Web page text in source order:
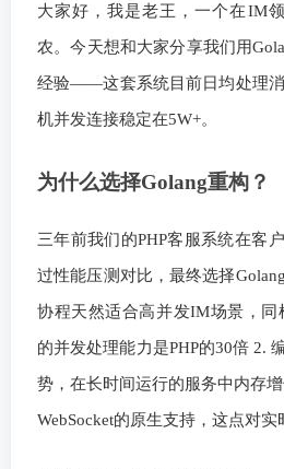
大家好，我是老王，一个在IM
农。今天想和大家分享我们用
经验——这套系统目前日均处理
机并发连接稳定在5W+。
为什么选择Golang重构？
三年前我们的PHP客服系统在客
过性能压测对比，最终选择
协程天然适合高并发IM场景，同
的并发处理能力是PHP的30倍 2.
势，在长时间运行的服务中内存
WebSocket的原生支持，这点对实